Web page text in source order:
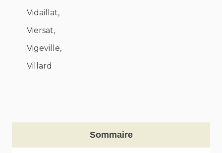
Vidaillat,
Viersat,
Vigeville,
Villard
Sommaire